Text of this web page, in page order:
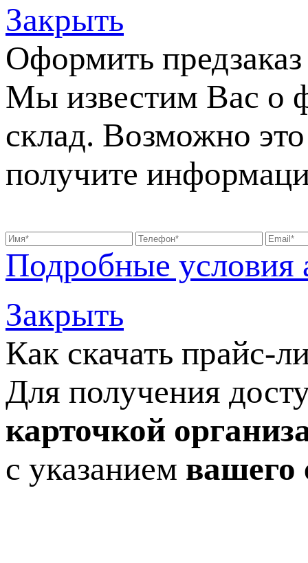
Закрыть
Оформить предзаказ
Мы известим Вас о
склад. Возможно
получите
Подробные условия
Закрыть
Как скачать прайс-
Для получения
карточкой
с указанием вашего